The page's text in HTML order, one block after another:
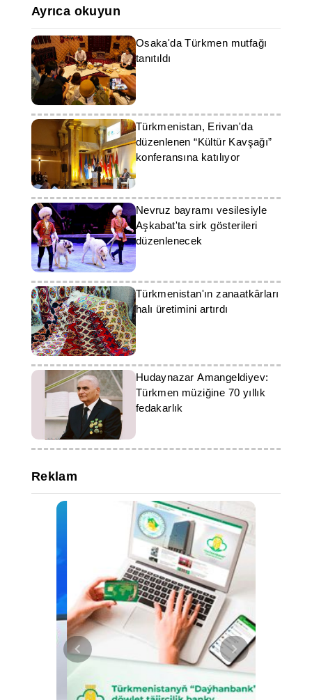
Ayrıca okuyun
Osaka'da Türkmen mutfağı
tanıtıldı
Türkmenistan, Erivan'da
düzenlenen “Kültür Kavşağı”
konferansına katılıyor
Nevruz bayramı vesilesiyle
Aşkabat'ta sirk gösterileri
düzenlenecek
Türkmenistan'ın zanaatkârları
halı üretimini artırdı
Hudaynazar Amangeldiyev:
Türkmen müziğine 70 yıllık
fedakarlık
Reklam